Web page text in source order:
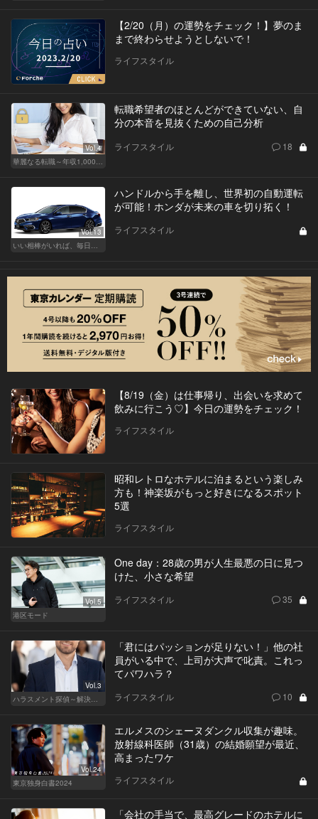
【2/20（月）の運勢をチェック！】夢のま
まで終わらせようとしないで！
ライフスタイル
Vol.4
華麗なる転職～年収1,000万超の道～
転職希望者のほとんどができていない、自
分の本音を見抜くための自己分析
ライフスタイル 18
Vol.13
いい相棒がいれば、毎日が楽しい。クルマがあるとできること
ハンドルから手を離し、世界初の自動運転
が可能！ホンダが未来の車を切り拓く！
ライフスタイル
【8/19（金）は仕事帰り、出会いを求めて
飲みに行こう♡】今日の運勢をチェック！
ライフスタイル
昭和レトロなホテルに泊まるという楽しみ
方も！神楽坂がもっと好きになるスポット
5選
ライフスタイル
Vol.5
港区モード
One day：28歳の男が人生最悪の日に見つ
けた、小さな希望
ライフスタイル 35
Vol.3
ハラスメント探偵～解決編～
「君にはパッションが足りない！」他の社
員がいる中で、上司が大声で叱責。これっ
てパワハラ？
ライフスタイル 10
Vol.24
東京独身白書2024
エルメスのシェーヌダンクル収集が趣味。
放射線科医師（31歳）の結婚願望が最近、
高まったワケ
ライフスタイル
「会社の手当で、最高グレードのホテルに